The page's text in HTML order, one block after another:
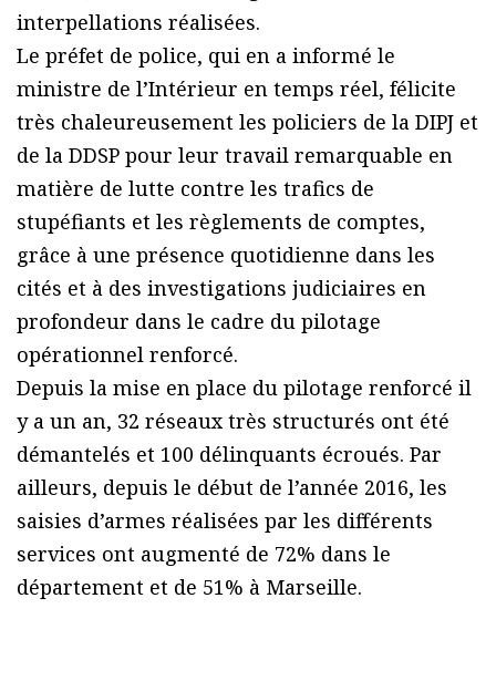
interpellations réalisées.
Le préfet de police, qui en a informé le
ministre de l’Intérieur en temps réel, félicite
très chaleureusement les policiers de la DIPJ et
de la DDSP pour leur travail remarquable en
matière de lutte contre les trafics de
stupéfiants et les règlements de comptes,
grâce à une présence quotidienne dans les
cités et à des investigations judiciaires en
profondeur dans le cadre du pilotage
opérationnel renforcé.
Depuis la mise en place du pilotage renforcé il
y a un an, 32 réseaux très structurés ont été
démantelés et 100 délinquants écroués. Par
ailleurs, depuis le début de l’année 2016, les
saisies d’armes réalisées par les différents
services ont augmenté de 72% dans le
département et de 51% à Marseille.